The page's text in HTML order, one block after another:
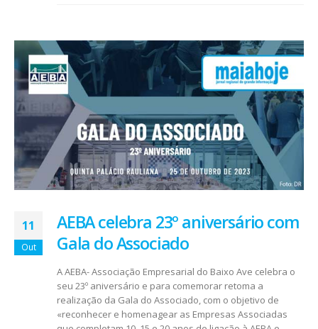
11
Out
AEBA celebra 23º aniversário com
Gala do Associado
A AEBA- Associação Empresarial do Baixo Ave celebra o
seu 23º aniversário e para comemorar retoma a
realização da Gala do Associado, com o objetivo de
«reconhecer e homenagear as Empresas Associadas